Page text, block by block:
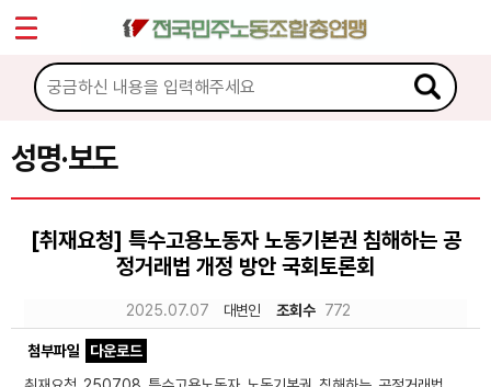
성명·보도
[취재요청] 특수고용노동자 노동기본권 침해하는 공
정거래법 개정 방안 국회토론회
2025.07.07 대변인 조회수 772
첨부파일
다운로드
마이페이지
소개
소식
공지사항
성명·보도
노동상담
Sketchbook5, 스케치북5
Sketchbook5, 스케치북5